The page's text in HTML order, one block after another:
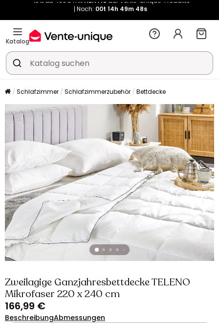
Kauf-unique wird zu Vente-unique - Gleicher Shop, neuer Name!
-10% ab 400€ mitHEAT10auf Vente-unique-Produkte
Noch:
Katalog
Schlafzimmer Schlafzimmerzubehör Bettdecke
Zweilagige Ganzjahresbettdecke TELENO
Mikrofaser 220 x 240 cm
166,99 €
BeschreibungAbmessungen